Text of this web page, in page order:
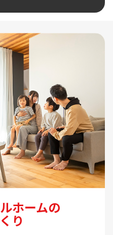
ホームの
り